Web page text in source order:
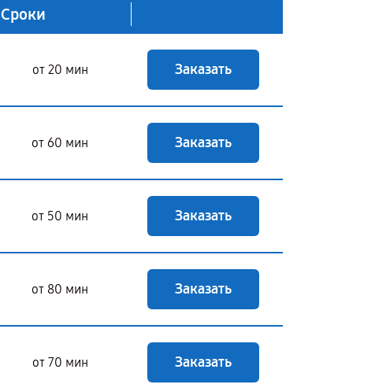
Сроки
от 20 мин Заказать
от 60 мин Заказать
от 50 мин Заказать
от 80 мин Заказать
от 70 мин Заказать